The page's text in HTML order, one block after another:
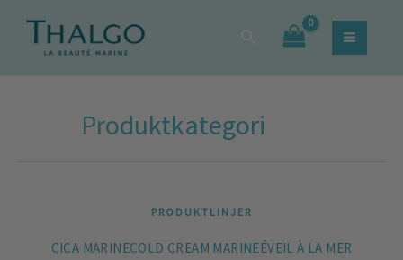
innehåll
Produktkategori
PRODUKTLINJER
CICA MARINECOLD CREAM MARINEÉVEIL À LA MER
efter: